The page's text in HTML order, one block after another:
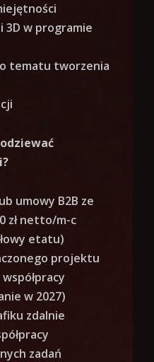
3D w programie
tematu tworzenia
umowy B2B ze
zł netto/m-c
etatu)
projektu
w 2027)
zdalnie
zadań